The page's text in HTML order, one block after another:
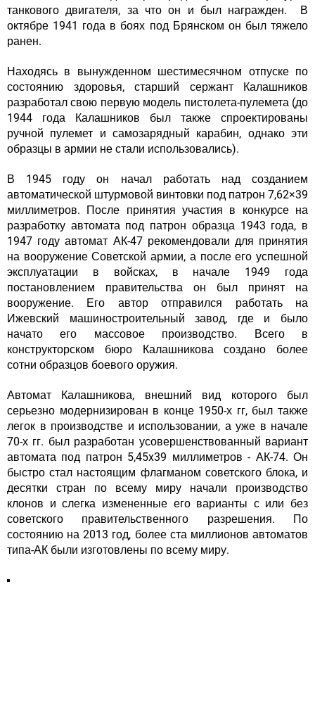
танкового двигателя, за что он и был награжден. В
октябре 1941 года в боях под Брянском он был тяжело
ранен.
Находясь в вынужденном шестимесячном отпуске по
состоянию здоровья, старший сержант Калашников
разработал свою первую модель пистолета-пулемета (до
1944 года Калашников был также спроектированы
ручной пулемет и самозарядный карабин, однако эти
образцы в армии не стали использовались).
В 1945 году он начал работать над созданием
автоматической штурмовой винтовки под патрон 7,62×39
миллиметров. После принятия участия в конкурсе на
разработку автомата под патрон образца 1943 года, в
1947 году автомат АК-47 рекомендовали для принятия
на вооружение Советской армии, а после его успешной
эксплуатации в войсках, в начале 1949 года
постановлением правительства он был принят на
вооружение. Его автор отправился работать на
Ижевский машиностроительный завод, где и было
начато его массовое производство. Всего в
конструкторском бюро Калашникова создано более
сотни образцов боевого оружия.
Автомат Калашникова, внешний вид которого был
серьезно модернизирован в конце 1950-х гг, был также
легок в производстве и использовании, а уже в начале
70-х гг. был разработан усовершенствованный вариант
автомата под патрон 5,45x39 миллиметров - АК-74. Он
быстро стал настоящим флагманом советского блока, и
десятки стран по всему миру начали производство
клонов и слегка измененные его варианты с или без
советского правительственного разрешения. По
состоянию на 2013 год, более ста миллионов автоматов
типа-АК были изготовлены по всему миру.